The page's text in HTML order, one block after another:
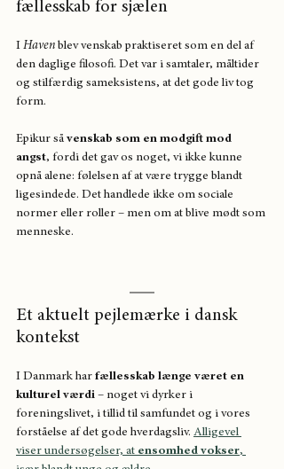
fællesskab for sjælen
I Haven blev venskab praktiseret som en del af
den daglige filosofi. Det var i samtaler, måltider
og stilfærdig sameksistens, at det gode liv tog
form.
Epikur så venskab som en modgift mod
angst, fordi det gav os noget, vi ikke kunne
opnå alene: følelsen af at være trygge blandt
ligesindede. Det handlede ikke om sociale
normer eller roller – men om at blive mødt som
menneske.
Et aktuelt pejlemærke i dansk
kontekst
I Danmark har fællesskab længe været en
kulturel værdi – noget vi dyrker i
foreningslivet, i tillid til samfundet og i vores
forståelse af det gode hverdagsliv. Alligevel
viser undersøgelser, at ensomhed vokser,